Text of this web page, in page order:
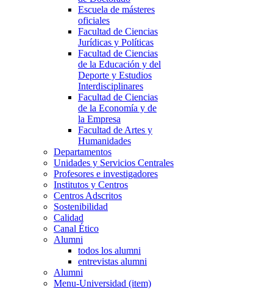
Escuela de másteres
oficiales
Facultad de Ciencias
Jurídicas y Políticas
Facultad de Ciencias
de la Educación y del
Deporte y Estudios
Interdisciplinares
Facultad de Ciencias
de la Economía y de
la Empresa
Facultad de Artes y
Humanidades
Departamentos
Unidades y Servicios Centrales
Profesores e investigadores
Institutos y Centros
Centros Adscritos
Sostenibilidad
Calidad
Canal Ético
Alumni
todos los alumni
entrevistas alumni
Alumni
Menu-Universidad (item)